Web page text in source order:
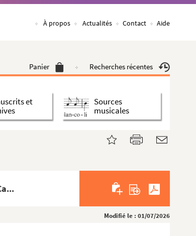
À propos Actualités Contact Aide
Panier Recherches récentes
et
Sources
musicales
Modifié le : 01/07/2026